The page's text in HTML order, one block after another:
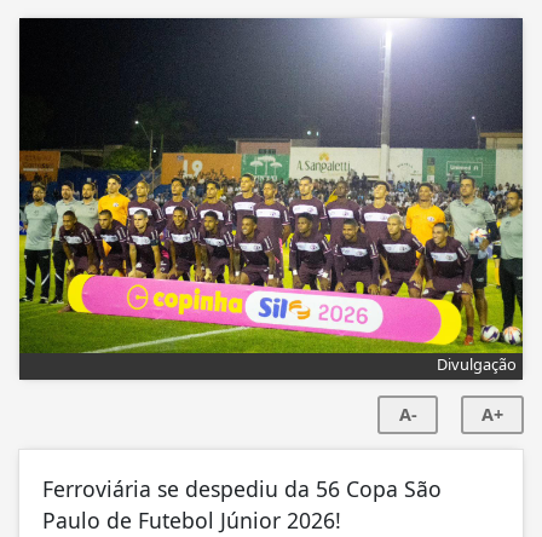
Divulgação
A- A+
Ferroviária se despediu da 56 Copa São
Paulo de Futebol Júnior 2026!